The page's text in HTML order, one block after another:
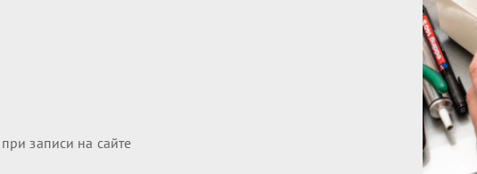
записи на сайте